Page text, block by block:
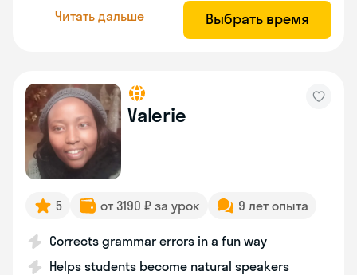
Читать дальше Выбрать время
Valerie
5 от 3190 ₽ за урок 9 лет опыта
Corrects grammar errors in a fun way
Helps students become natural speakers